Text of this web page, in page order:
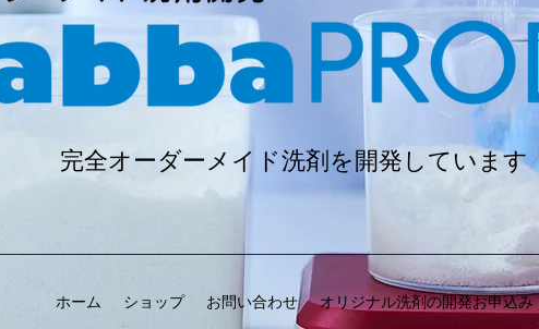
完全オーダーメイド洗剤を開発しています
ホーム ショップ お問い合わせ オリジナル洗剤の開発お申込み